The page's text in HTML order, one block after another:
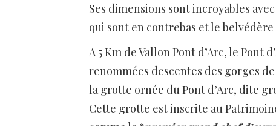
Ses dimensions sont incroyables
qui sont en contrebas et le
A 5 Km de Vallon Pont d’Arc, le
renommées descentes des gorges
la grotte ornée du Pont d’Arc, dite
Cette grotte est inscrite au